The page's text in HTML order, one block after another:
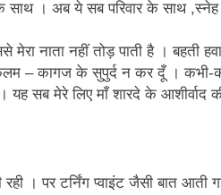
साथ । अब ये सब परिवार के साथ
मेरा नाता नहीं तोड़ पाती है ।
– कागज के सुपुर्द न कर दूँ । कभी-
सब मेरे लिए माँ शारदे के आशीर्वाद
। पर टर्निंग प्वाइंट जैसी बात